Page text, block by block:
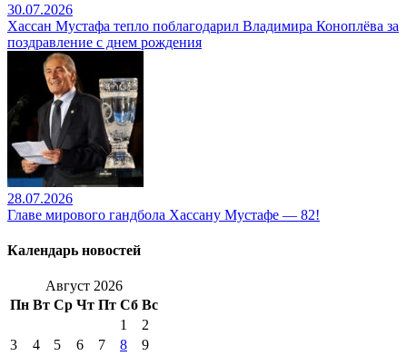
30.07.2026
Хассан Мустафа тепло поблагодарил Владимира Коноплёва за
поздравление с днем рождения
28.07.2026
Главе мирового гандбола Хассану Мустафе — 82!
Календарь новостей
Август 2026
Пн Вт Ср Чт Пт Сб Вс
1
2
3
4 5 6 7 8
9